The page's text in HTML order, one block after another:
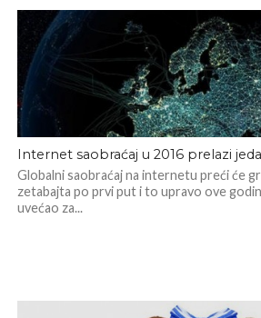
Internet saobraćaj u 2016 prelazi
Globalni saobraćaj na internetu preći će
zetabajta po prvi put i to upravo ove
uvećao za...